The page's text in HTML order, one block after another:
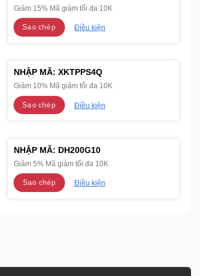
Giảm 15% Mã giảm tối đa 10K
Sao chép Điều kiện
NHẬP MÃ: XKTPPS4Q
Giảm 10% Mã giảm tối đa 10K
Sao chép Điều kiện
NHẬP MÃ: DH200G10
Giảm 5% Mã giảm tối đa 10K
Sao chép Điều kiện